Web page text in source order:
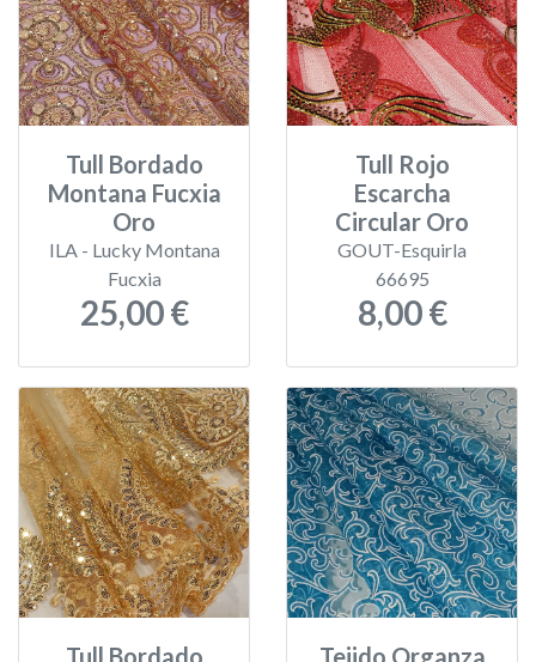
Tull Bordado
Montana Fucxia
Oro
ILA - Lucky Montana
Fucxia
25,00 €
Tull Rojo
Escarcha
Circular Oro
GOUT-Esquirla
66695
8,00 €
Tull Bordado Tejido Organza